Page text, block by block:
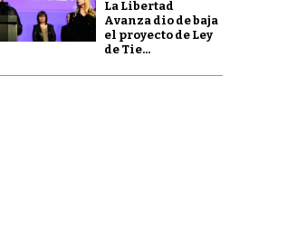
La Libertad
Avanza dio de baja
el proyecto de Ley
de Tie...